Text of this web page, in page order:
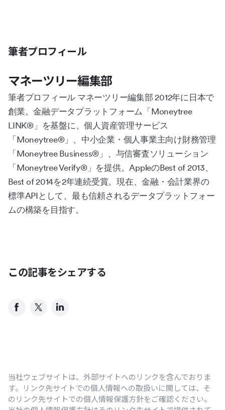
筆者プロフィール
マネーツリー編集部
筆者プロフィール マネーツリー編集部 2012年に日本で
創業。金融データプラットフォーム「Moneytree
LINK®︎」を基盤に、個人資産管理サービス
「Moneytree®︎」、中小企業・個人事業主向け財務管理
「Moneytree Business®︎」、与信審査ソリューション
「Moneytree Verify®︎」を提供。AppleのBest of 2013、
Best of 2014を2年連続受賞。現在、金融・会計業界の
標準APIとして、最も信頼されるデータプラットフォー
ムの構築を目指す。
この記事をシェアする
当社ウェブサイトは、外部サイトへのリンクを含んでおりま
す。リンク先サイトでの個人情報への取扱いに関しては、そ
のリンク先サイトでの個人情報保護方針をご確認ください。